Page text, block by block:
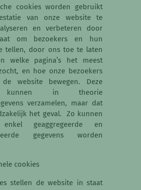
cookies worden gebruikt
van onze website te
en verbeteren door
om bezoekers en hun
tellen, door ons toe te laten
welke pagina’s het meest
en hoe onze bezoekers
website bewegen. Deze
kunnen in theorie
verzamelen, maar dat
het geval. Zo kunnen
geaggregeerde en
gegevens worden
cookies
stellen de website in staat